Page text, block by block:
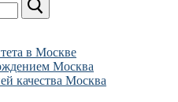
в Москве
Москва
качества Москва